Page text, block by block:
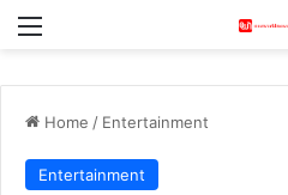
Home / Entertainment
Entertainment